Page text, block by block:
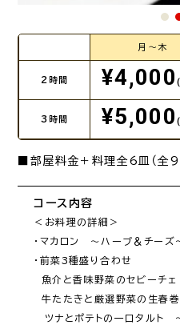
月～木
2時間 ¥4,000
3時間 ¥5,000
■部屋料金＋料理全6皿（全9
コース内容
＜お料理の詳細＞
・マカロン　～ハーブ＆チーズ
・前菜3種盛り合わせ
魚介と香味野菜のセビーチェ
牛たたきと厳選野菜の生春
ツナとポテトの一口タルト　